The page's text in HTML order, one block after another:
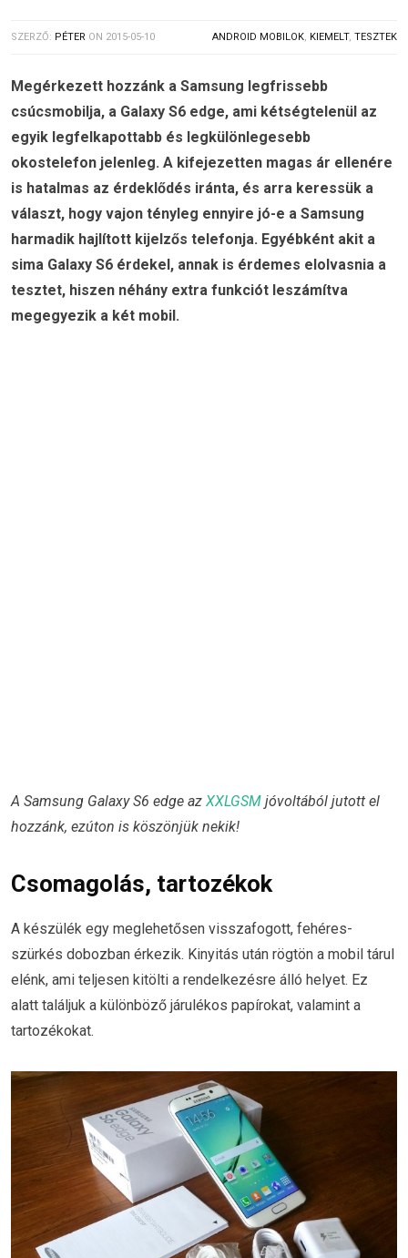
SZERZŐ: PÉTER ON 2015-05-10 ANDROID MOBILOK KIEMELT, TESZTEK
Megérkezett hozzánk a Samsung legfrissebb
csúcsmobilja, a Galaxy S6 edge, ami kétségtelenül az
egyik legfelkapottabb és legkülönlegesebb
okostelefon jelenleg. A kifejezetten magas ár ellenére
is hatalmas az érdeklődés iránta, és arra keressük a
választ, hogy vajon tényleg ennyire jó-e a Samsung
harmadik hajlított kijelzős telefonja. Egyébként akit a
sima Galaxy S6 érdekel, annak is érdemes elolvasnia a
tesztet, hiszen néhány extra funkciót leszámítva
megegyezik a két mobil.
A Samsung Galaxy S6 edge az XXLGSM jóvoltából jutott el
hozzánk, ezúton is köszönjük nekik!
Csomagolás, tartozékok
A készülék egy meglehetősen visszafogott, fehéres-
szürkés dobozban érkezik. Kinyitás után rögtön a mobil tárul
elénk, ami teljesen kitölti a rendelkezésre álló helyet. Ez
alatt találjuk a különböző járulékos papírokat, valamint a
tartozékokat.